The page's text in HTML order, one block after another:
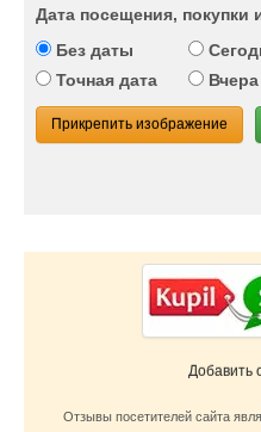
Дата посещения, покупки
Без даты
Точная дата
Вчера
Прикрепить изображение
Добавить
Отзывы посетителей сайта